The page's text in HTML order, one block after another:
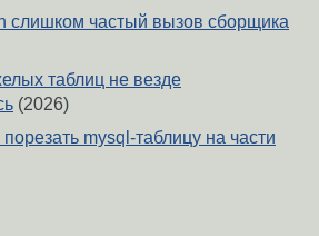
слишком частый вызов сборщика
таблиц не везде
(2026)
порезать mysql-таблицу на части